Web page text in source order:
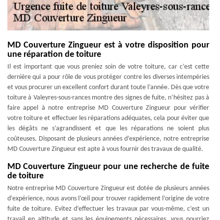
MD Couverture Zingueur est à votre disposition pour
une réparation de toiture
Il est important que vous preniez soin de votre toiture, car c’est cette
dernière qui a pour rôle de vous protéger contre les diverses intempéries
et vous procurer un excellent confort durant toute l’année. Dès que votre
toiture à Valeyres-sous-rances montre des signes de fuite, n’hésitez pas à
faire appel à notre entreprise MD Couverture Zingueur pour vérifier
votre toiture et effectuer les réparations adéquates, cela pour éviter que
les dégâts ne s’agrandissent et que les réparations ne soient plus
coûteuses. Disposant de plusieurs années d’expérience, notre entreprise
MD Couverture Zingueur est apte à vous fournir des travaux de qualité.
MD Couverture Zingueur pour une recherche de fuite
de toiture
Notre entreprise MD Couverture Zingueur est dotée de plusieurs années
d’expérience, nous avons l’œil pour trouver rapidement l’origine de votre
fuite de toiture. Evitez d’effectuer les travaux par vous-même, c’est un